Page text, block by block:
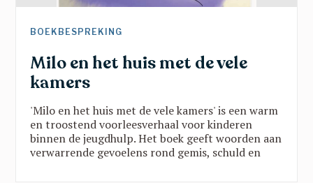
BOEKBESPREKING
Milo en het huis met de vele
kamers
'Milo en het huis met de vele kamers' is een warm
en troostend voorleesverhaal voor kinderen
binnen de jeugdhulp. Het boek geeft woorden aan
verwarrende gevoelens rond gemis, schuld en